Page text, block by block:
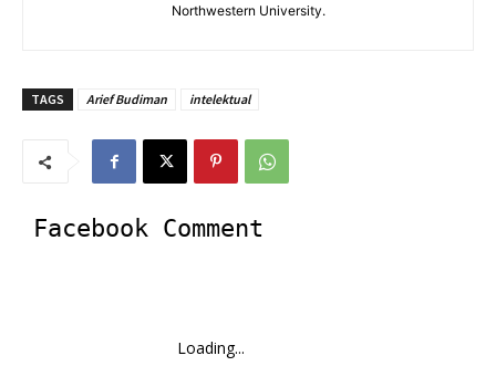
Northwestern University.
TAGS Arief Budiman intelektual
Facebook Comment
Loading...